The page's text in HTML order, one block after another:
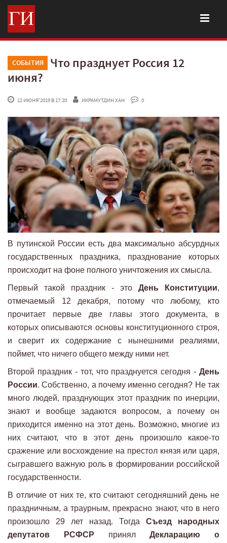
СОБЫТИЯ
Что празднует Россия 12
июня?
12 ИЮНЯ'2019 В 17:20 ИКРАМУТДИН ХАН 0
В путинской России есть два максимально абсурдных
государственных праздника, празднование которых
происходит на фоне полного уничтожения их смысла.
Первый такой праздник - это День Конституции,
отмечаемый 12 декабря, потому что любому, кто
прочитает первые две главы этого документа, в
которых описываются основы конституционного строя,
и сверит их содержание с нынешними реалиями,
поймет, что ничего общего между ними нет.
Второй праздник - тот, что празднуется сегодня - День
России. Собственно, а почему именно сегодня? Не так
много людей, празднующих этот праздник по инерции,
знают и вообще задаются вопросом, а почему он
приходится именно на этот день. Возможно, многие из
них считают, что в этот день произошло какое-то
сражение или восхождение на престол князя или царя,
сыгравшего важную роль в формировании российской
государственности.
В отличие от них те, кто считают сегодняшний день не
праздничным, а траурным, прекрасно знают, что в него
произошло 29 лет назад. Тогда Съезд народных
депутатов РСФСР принялДекларацию о